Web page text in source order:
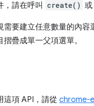
，請在呼叫
create() 或
需要建立任意數量的內
摺疊成單一父項選單。
這項 API，請從 chrome-